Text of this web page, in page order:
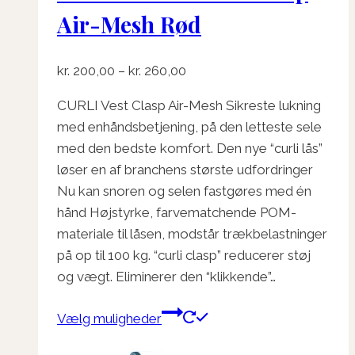
Air-Mesh Rød
kr. 200,00 – kr. 260,00
til
kr. 260,00
CURLI Vest Clasp Air-Mesh Sikreste lukning
med enhåndsbetjening, på den letteste sele
med den bedste komfort. Den nye “curli lås”
løser en af ​​branchens største udfordringer
Nu kan snoren og selen fastgøres med én
hånd Højstyrke, farvematchende POM-
materiale til låsen, modstår trækbelastninger
på op til 100 kg. “curli clasp” reducerer støj
og vægt. Eliminerer den “klikkende”…
Vælg muligheder
Dette